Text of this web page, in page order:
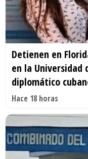
Detienen en
en la Universidad
diplomático
Hace 18 horas